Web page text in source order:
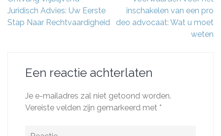
Juridisch Advies: Uw Eerste
Stap Naar Rechtvaardigheid
inschakelen van een pro
deo advocaat: Wat u moet
weten
Een reactie achterlaten
Je e-mailadres zal niet getoond worden.
Vereiste velden zijn gemarkeerd met *
Reactie